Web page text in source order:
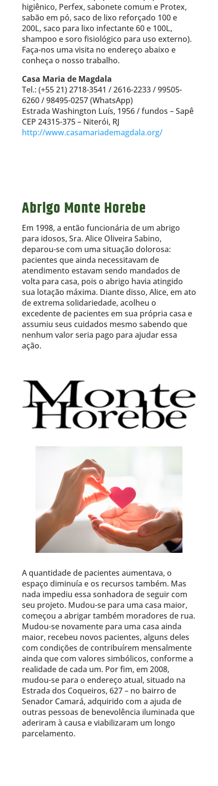
higiênico, Perfex, sabonete comum e Protex,
sabão em pó, saco de lixo reforçado 100 e
200L, saco para lixo infectante 60 e 100L,
shampoo e soro fisiológico para uso externo).
Faça-nos uma visita no endereço abaixo e
conheça o nosso trabalho.
Casa Maria de Magdala
Tel.: (+55 21) 2718-3541 / 2616-2233 / 99505-
6260 / 98495-0257 (WhatsApp)
Estrada Washington Luís, 1956 / fundos – Sapê
CEP 24315-375 – Niterói, RJ
http://www.casamariademagdala.org/
Abrigo Monte Horebe
Em 1998, a então funcionária de um abrigo
para idosos, Sra. Alice Oliveira Sabino,
deparou-se com uma situação dolorosa:
pacientes que ainda necessitavam de
atendimento estavam sendo mandados de
volta para casa, pois o abrigo havia atingido
sua lotação máxima. Diante disso, Alice, em ato
de extrema solidariedade, acolheu o
excedente de pacientes em sua própria casa e
assumiu seus cuidados mesmo sabendo que
nenhum valor seria pago para ajudar essa
ação.
A quantidade de pacientes aumentava, o
espaço diminuía e os recursos também. Mas
nada impediu essa sonhadora de seguir com
seu projeto. Mudou-se para uma casa maior,
começou a abrigar também moradores de rua.
Mudou-se novamente para uma casa ainda
maior, recebeu novos pacientes, alguns deles
com condições de contribuírem mensalmente
ainda que com valores simbólicos, conforme a
realidade de cada um. Por fim, em 2008,
mudou-se para o endereço atual, situado na
Estrada dos Coqueiros, 627 – no bairro de
Senador Camará, adquirido com a ajuda de
outras pessoas de benevolência iluminada que
aderiram à causa e viabilizaram um longo
parcelamento.